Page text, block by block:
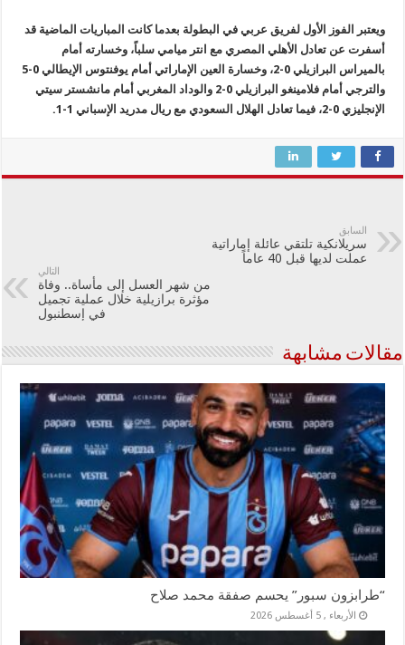
ويعتبر الفوز الأول لفريق عربي في البطولة بعدما كانت المباريات الماضية قد
أسفرت عن تعادل الأهلي المصري مع انتر ميامي سلباً، وخسارته أمام
بالميراس البرازيلي 0-2، وخسارة العين الإماراتي أمام يوفنتوس الإيطالي 0-5
والترجي أمام فلامينغو البرازيلي 0-2 والوداد المغربي أمام مانشستر سيتي
الإنجليزي 0-2، فيما تعادل الهلال السعودي مع ريال مدريد الإسباني 1-1.
السابق
سريلانكية تلتقي عائلة إماراتية
عملت لديها قبل 40 عاماً
التالي
من شهر العسل إلى مأساة.. وفاة
مؤثرة برازيلية خلال عملية تجميل
في إسطنبول
مقالات مشابهة
“طرابزون سبور” يحسم صفقة محمد صلاح
الأربعاء , 5 أغسطس 2026